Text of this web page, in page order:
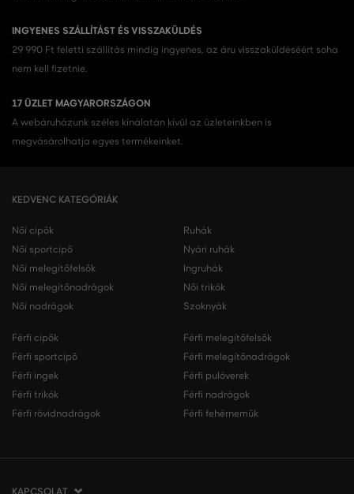
INGYENES SZÁLLÍTÁST ÉS VISSZAKÜLDÉS
29 990 Ft feletti szállítás mindig ingyenes, az áru visszaküldéséért soha
nem kell fizetnie.
17 ÜZLET MAGYARORSZÁGON
A webáruházunk széles kínálatán kívül az üzleteinkben is
megvásárolhatja egyes termékeinket.
KEDVENC KATEGÓRIÁK
Női cipők
Női sportcipő
Női melegítőfelsők
Női melegítőnadrágok
Női nadrágok
Ruhák
Nyári ruhák
Ingruhák
Női trikók
Szoknyák
Férfi cipők
Férfi sportcipő
Férfi ingek
Férfi trikók
Férfi rövidnadrágok
Férfi melegítőfelsők
Férfi melegítőnadrágok
Férfi pulóverek
Férfi nadrágok
Férfi fehérneműk
KAPCSOLAT